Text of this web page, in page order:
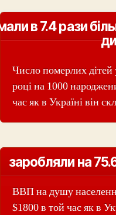
в 7.4 рази
Число померлих дітей
році на 1000
час як в Україні він
заробляли на
ВВП на душу
$1800 в той час як в